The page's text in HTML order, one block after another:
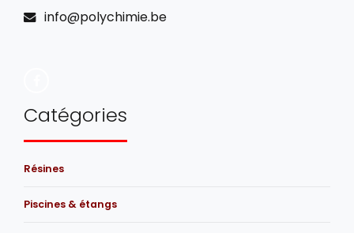
info@polychimie.be
Catégories
Résines
Piscines & étangs